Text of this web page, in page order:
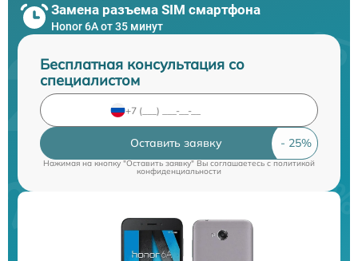
Замена разъема SIM смартфона
Honor 6A от 35 минут
Бесплатная консультация со
специалистом
Оставить заявку
Нажимая на кнопку "Оставить заявку" Вы соглашаетесь cполитикой
конфиденциальности